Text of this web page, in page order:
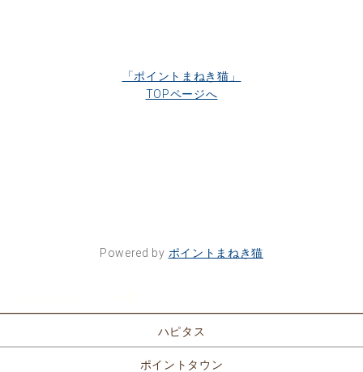
「ポイントまねき猫」
TOPページへ
Powered by ポイントまねき猫
ハピタス
ポイントタウン